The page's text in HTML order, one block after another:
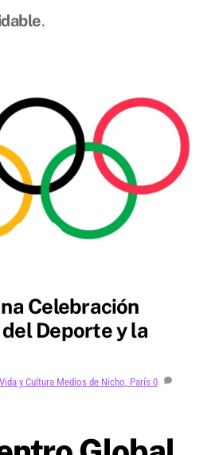
.
Celebración
Deporte y la
y Cultura Medios de Nicho, París 0